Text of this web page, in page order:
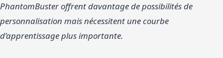
PhantomBuster offrent davantage de possibilités de
personnalisation mais nécessitent une courbe
d’apprentissage plus importante.